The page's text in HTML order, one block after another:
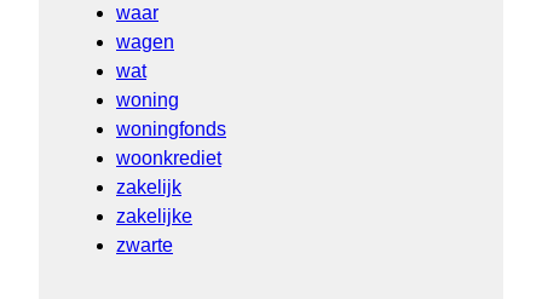
waar
wagen
wat
woning
woningfonds
woonkrediet
zakelijk
zakelijke
zwarte